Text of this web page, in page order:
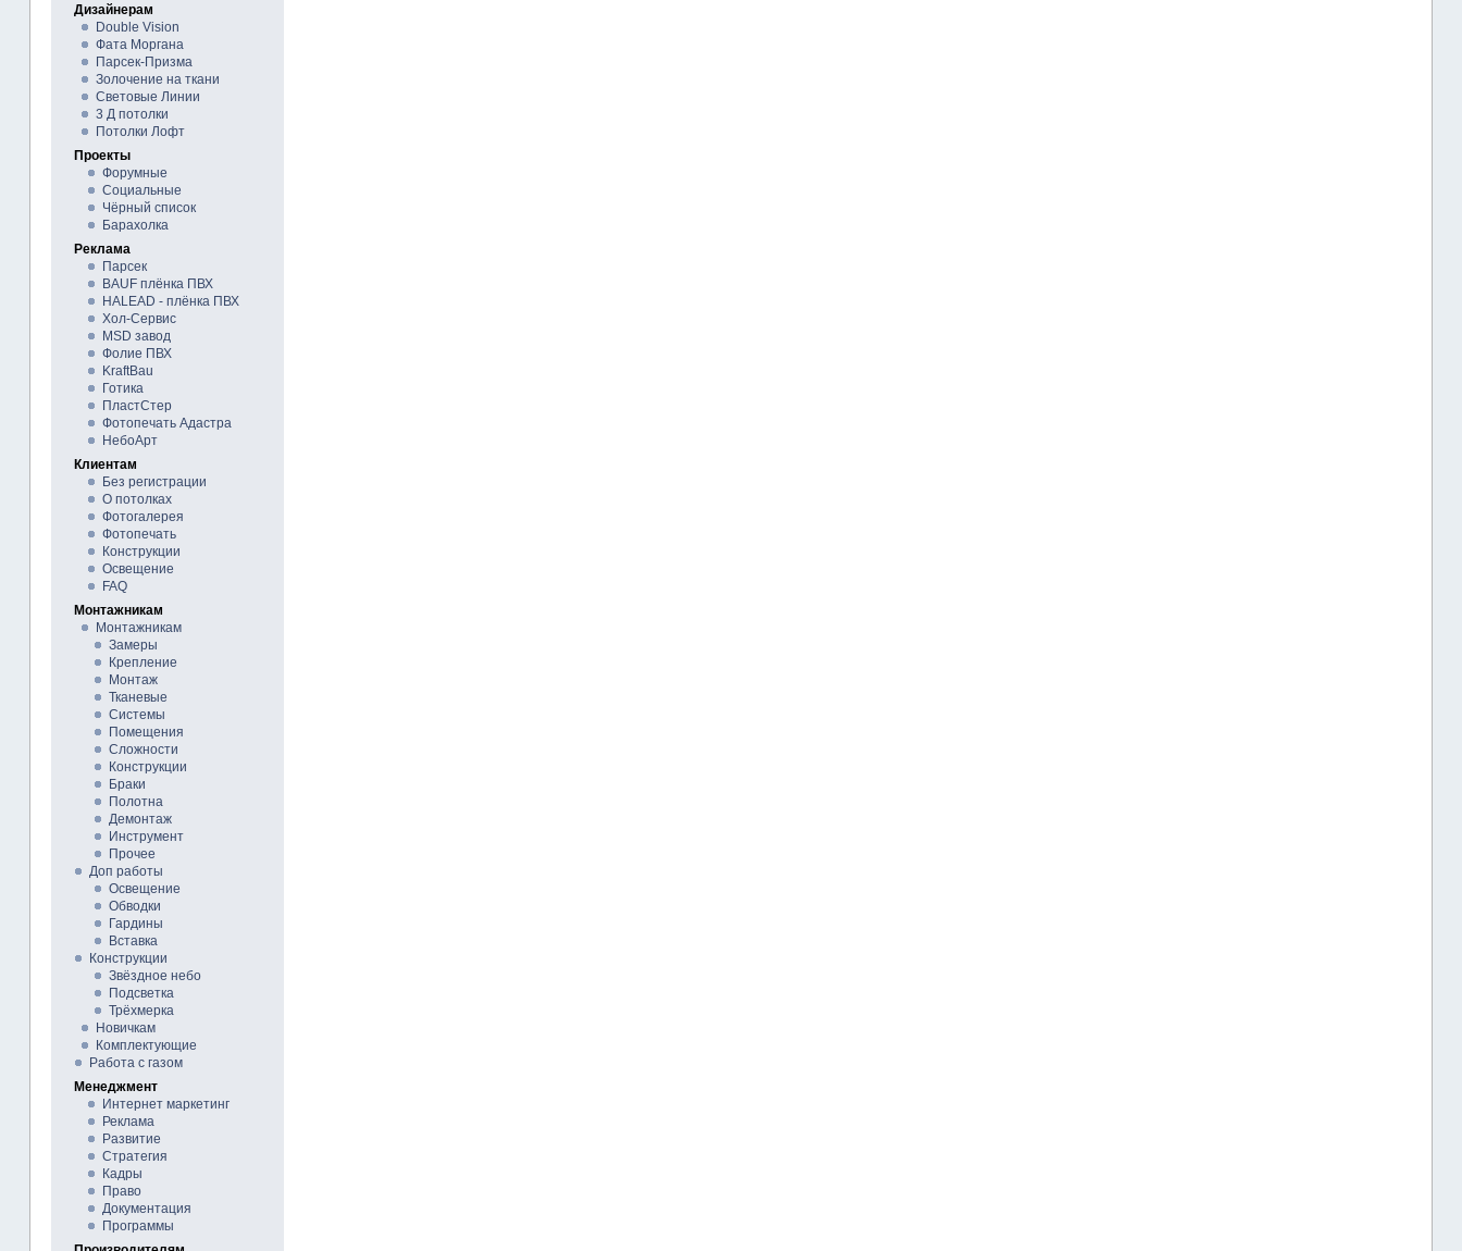
Дизайнерам
Double Vision
Фата Моргана
Парсек-Призма
Золочение на ткани
Световые Линии
3 Д потолки
Потолки Лофт
Проекты
Форумные
Социальные
Чёрный список
Барахолка
Реклама
Парсек
BAUF плёнка ПВХ
HALEAD - плёнка ПВХ
Хол-Сервис
MSD завод
Фолие ПВХ
KraftBau
Готика
ПластСтер
Фотопечать Адастра
НебоАрт
Клиентам
Без регистрации
О потолках
Фотогалерея
Фотопечать
Конструкции
Освещение
FAQ
Монтажникам
Монтажникам
Замеры
Крепление
Монтаж
Тканевые
Системы
Помещения
Сложности
Конструкции
Браки
Полотна
Демонтаж
Инструмент
Прочее
Доп работы
Освещение
Обводки
Гардины
Вставка
Конструкции
Звёздное небо
Подсветка
Трёхмерка
Новичкам
Комплектующие
Работа с газом
Менеджмент
Интернет маркетинг
Реклама
Развитие
Стратегия
Кадры
Право
Документация
Программы